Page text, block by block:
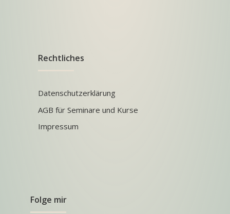
Rechtliches
Datenschutzerklärung
AGB für Seminare und Kurse
Impressum
Folge mir